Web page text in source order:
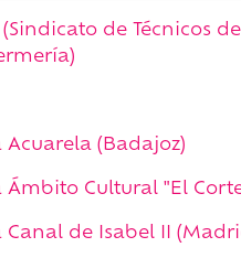
(Sindicato de Técnicos de
Acuarela (Badajoz)
Ámbito Cultural "El
Canal de Isabel II